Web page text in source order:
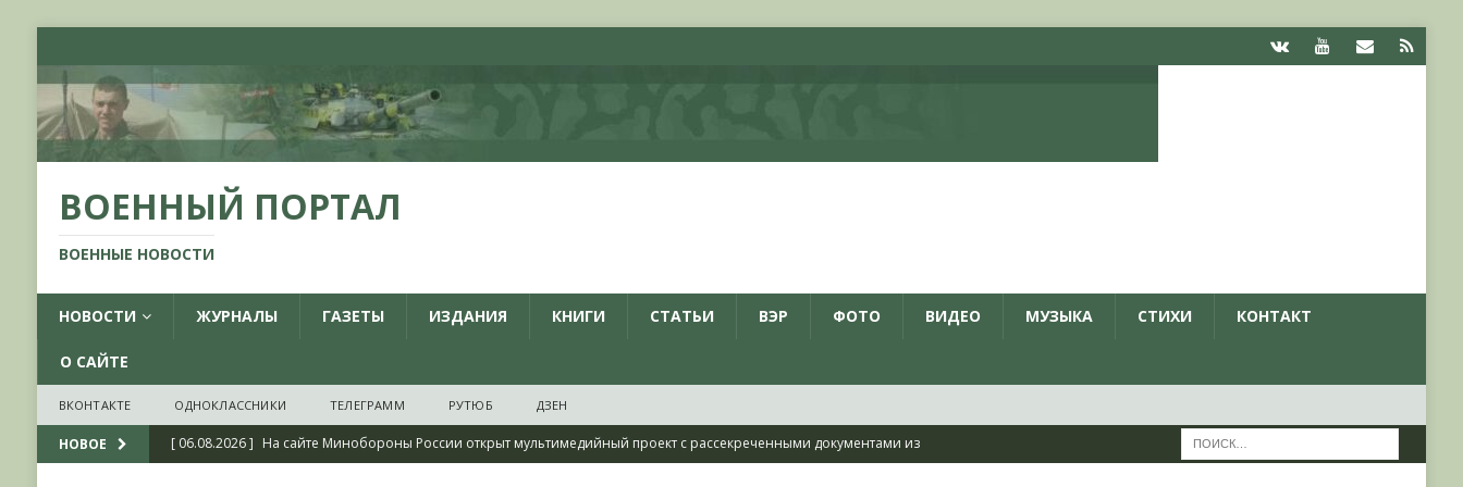
ВОЕННЫЙ ПОРТАЛ
ВОЕННЫЕ НОВОСТИ
НОВОСТИ ЖУРНАЛЫ ГАЗЕТЫ ИЗДАНИЯ КНИГИ СТАТЬИ ВЭР ФОТО ВИДЕО МУЗЫКА СТИХИ КОНТАКТ
О САЙТЕ
ВКОНТАКТЕ ОДНОКЛАССНИКИ ТЕЛЕГРАММ РУТЮБ ДЗЕН
НОВОЕ [ 06.08.2026 ] На сайте Минобороны России открыт мультимедийный проект с рассекреченными документами из